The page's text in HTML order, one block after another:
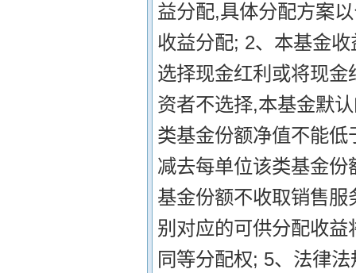
益分配,具体分配方案
收益分配; 2、本基金
选择现金红利或将现
资者不选择,本基金默
类基金份额净值不能
减去每单位该类基金
基金份额不收取销售
别对应的可供分配收
同等分配权; 5、法律